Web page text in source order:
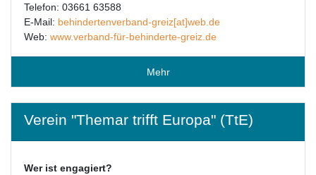
Telefon: 03661 63588
E-Mail: behindertenverband-greiz[at]web.de
Web: www.verband-für-behinderte-greiz.de
Mehr
Verein "Themar trifft Europa" (TtE)
Wer ist engagiert?